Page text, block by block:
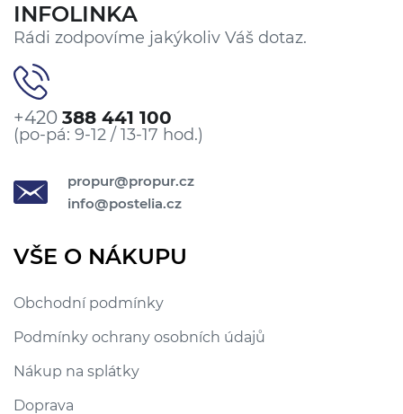
INFOLINKA
Rádi zodpovíme jakýkoliv Váš dotaz.
+420 388 441 100
(po-pá: 9-12 / 13-17 hod.)
propur@propur.cz
info@postelia.cz
VŠE O NÁKUPU
Obchodní podmínky
Podmínky ochrany osobních údajů
Nákup na splátky
Doprava